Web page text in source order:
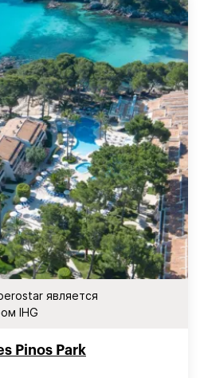
является
IHG
Pinos Park